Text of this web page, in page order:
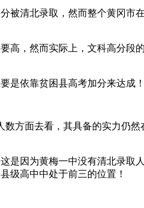
被清北录取，然而整个黄冈
高，然而实际上，文科高分
是依靠贫困县高考加分来达成！
数方面去看，其具备的实力仍
是因为黄梅一中没有清北录
级高中中处于前三的位置！